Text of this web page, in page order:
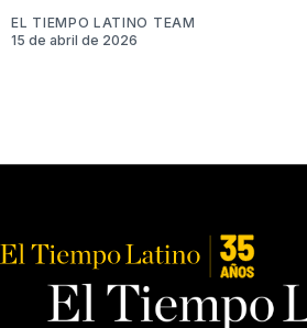
EL TIEMPO LATINO TEAM
15 de abril de 2026